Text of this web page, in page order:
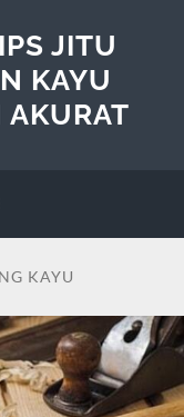
JITU
KAYU
AKURAT
KAYU